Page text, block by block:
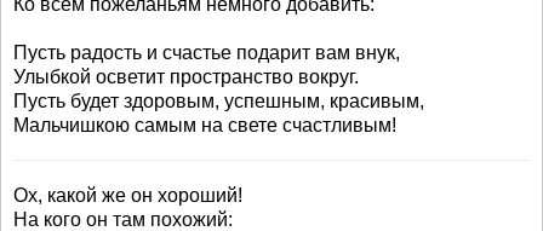
Ко всем пожеланьям немного добавить:
Пусть радость и счастье подарит вам внук,
Улыбкой осветит пространство вокруг.
Пусть будет здоровым, успешным, красивым,
Мальчишкою самым на свете счастливым!
Ох, какой же он хороший!
На кого он там похожий: